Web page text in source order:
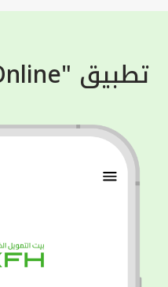
تطبيق "KFHOnline"